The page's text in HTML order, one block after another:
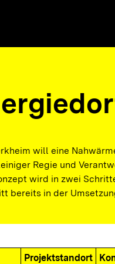
will eine
Regie und
wird in zwei
bereits in der
Projektstandort